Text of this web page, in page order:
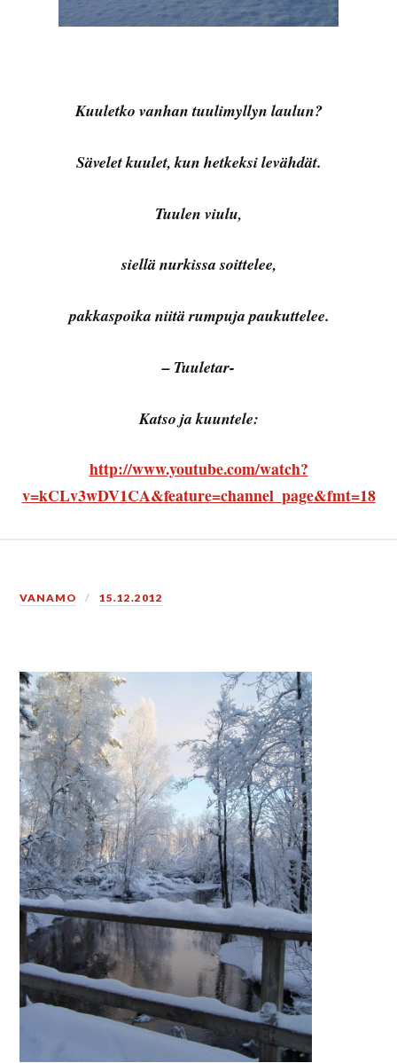
Kuuletko vanhan tuulimyllyn laulun?
Sävelet kuulet, kun hetkeksi levähdät.
Tuulen viulu,
siellä nurkissa soittelee,
pakkaspoika niitä rumpuja paukuttelee.
– Tuuletar-
Katso ja kuuntele:
http://www.youtube.com/watch?
v=kCLv3wDV1CA&feature=channel_page&fmt=18
VANAMO 15.12.2012